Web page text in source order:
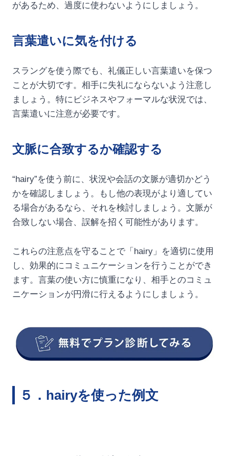
があるため、過度に使わないようにしましょう。
言葉遣いに気を付ける
スラングを使う際でも、礼儀正しい言葉遣いを保つ
ことが大切です。相手に失礼にならないよう注意し
ましょう。特にビジネスやフォーマルな状況では、
言葉遣いに注意が必要です。
文脈に合致するか確認する
“hairy”を使う前に、状況や会話の文脈が適切かどう
かを確認しましょう。もし他の表現がより適してい
る場合があるなら、それを検討しましょう。文脈が
合致しない場合、誤解を招く可能性があります。
これらの注意点を守ることで「hairy」を適切に使用
し、効果的にコミュニケーションを行うことができ
ます。言葉の使い方に慎重になり、相手とのコミュ
ニケーションが円滑に行えるようにしましょう。
５．hairyを使った例文